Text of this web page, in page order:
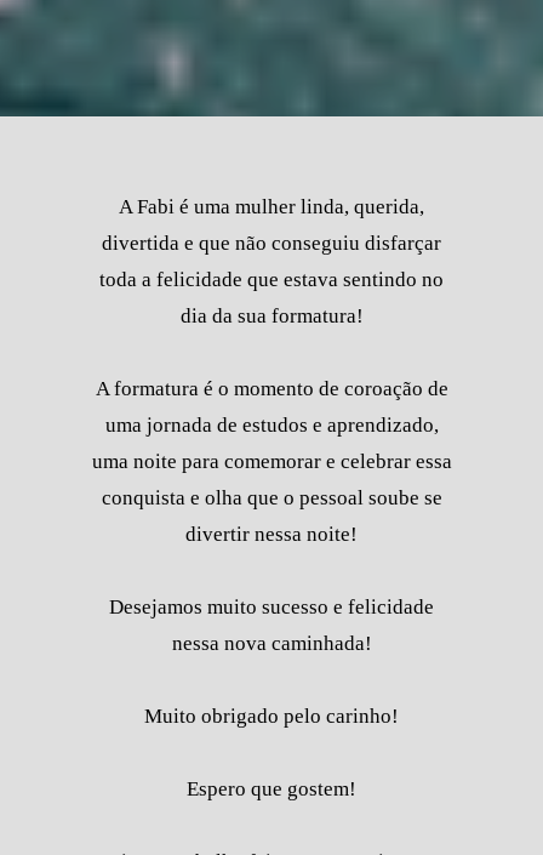
A Fabi é uma mulher linda, querida,
divertida e que não conseguiu disfarçar
toda a felicidade que estava sentindo no
dia da sua formatura!
A formatura é o momento de coroação de
uma jornada de estudos e aprendizado,
uma noite para comemorar e celebrar essa
conquista e olha que o pessoal soube se
divertir nessa noite!
Desejamos muito sucesso e felicidade
nessa nova caminhada!
Muito obrigado pelo carinho!
Espero que gostem!